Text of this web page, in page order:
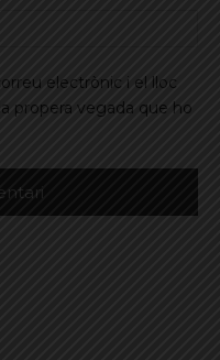
electrònic i el lloc
propera vegada que ho